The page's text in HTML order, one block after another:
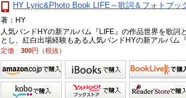
HY Lyric&Photo Book LIFE～歌詞＆フォトブッ
著：HY
人気バンドHYの新アルバム『LIFE』の作品世界を歌詞
とし、紅白出場経験もある人気バンドHYの新アルバム
定価 300円（税抜）